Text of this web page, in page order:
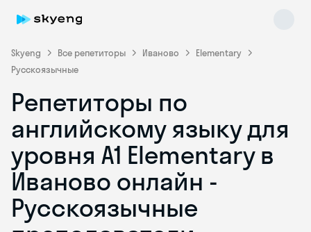
Skyeng Все репетиторы Иваново
Elementary
Русскоязычные
Репетиторы по
английскому языку для
уровня A1 Elementary в
Иваново онлайн -
Русскоязычные
Skyeng Chat